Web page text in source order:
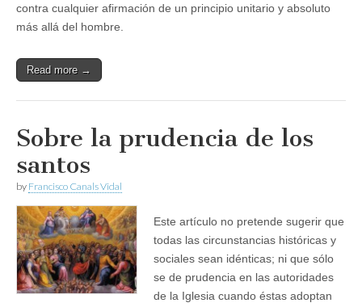
contra cualquier afirmación de un principio unitario y absoluto
más allá del hombre.
Read more →
Sobre la prudencia de los
santos
by Francisco Canals Vidal
Este artículo no pretende sugerir que
todas las circunstancias históricas y
sociales sean idénticas; ni que sólo
se de prudencia en las autoridades
de la Iglesia cuando éstas adoptan